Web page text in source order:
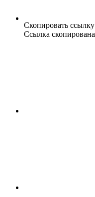
Скопировать ссылку
Ссылка скопирована